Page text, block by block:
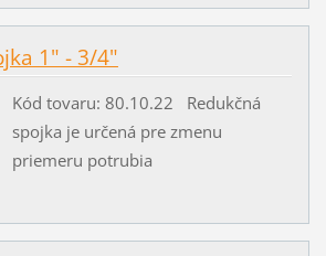
1" - 3/4"
Kód tovaru: 80.10.22 Redukčná
spojka je určená pre zmenu
priemeru potrubia